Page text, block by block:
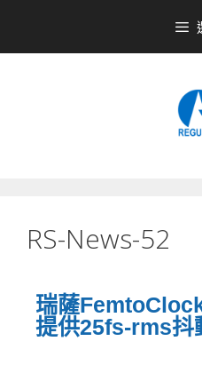
RS-News-52
瑞薩
提供25fs-rms抖